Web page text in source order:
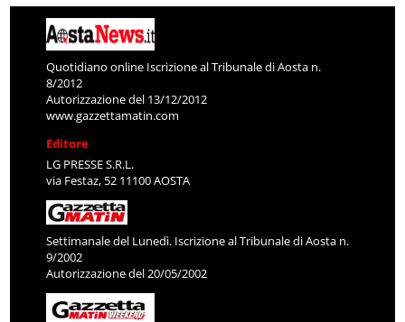
Quotidiano online Iscrizione al Tribunale di Aosta n.
8/2012
Autorizzazione del 13/12/2012
www.gazzettamatin.com
Editore
LG PRESSE S.R.L.
via Festaz, 52 11100 AOSTA
Settimanale del Lunedì. Iscrizione al Tribunale di Aosta n.
9/2002
Autorizzazione del 20/05/2002